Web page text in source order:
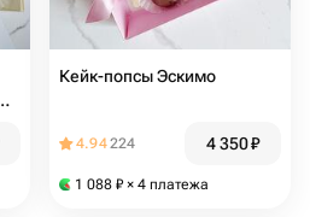
Кейк-попсы Эскимо
4.94224 4 350₽
1 088 ₽ × 4 платежа